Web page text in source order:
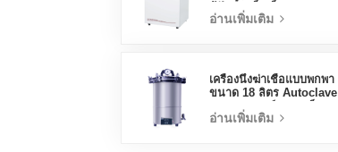
อ่านเพิ่มเติม
เครื่องนึ่งฆ่าเชื้อแบบพกพา
ขนาด 18 ลิตร Autoclave
Autoclave
อ่านเพิ่มเติม